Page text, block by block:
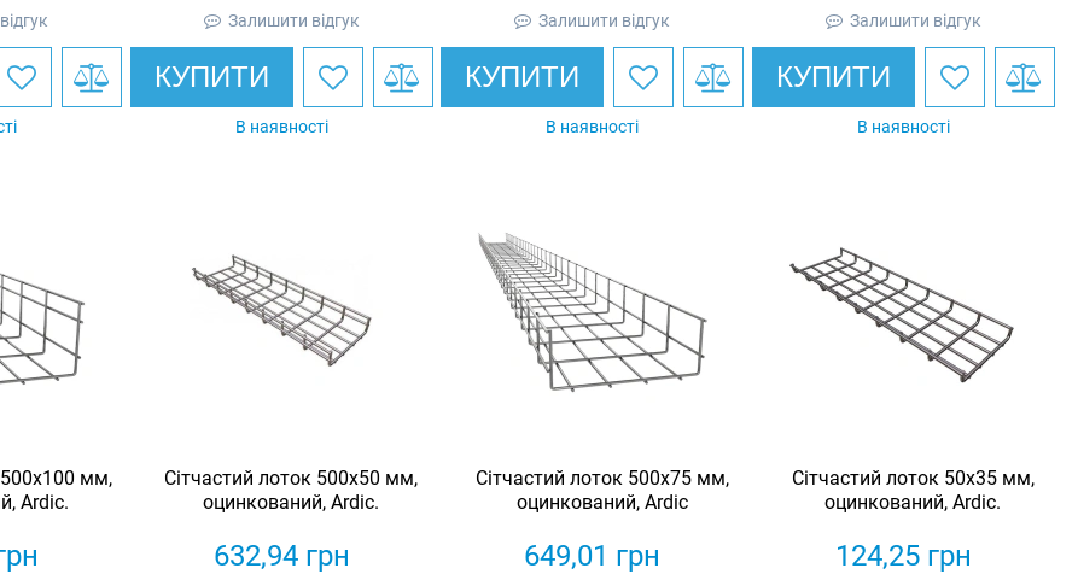
Залишити відгук
КУПИТИ
В наявності
Залишити відгук
КУПИТИ
В наявності
Залишити відгук
КУПИТИ
В наявності
500х100 мм,
Ardic.
Сітчастий лоток 500х50 мм,
оцинкований, Ardic.
632,94грн
Сітчастий лоток 500х75 мм,
оцинкований, Ardic
649,01 грн
Сітчастий лоток 50х35 мм,
оцинкований, Ardic.
124,25грн